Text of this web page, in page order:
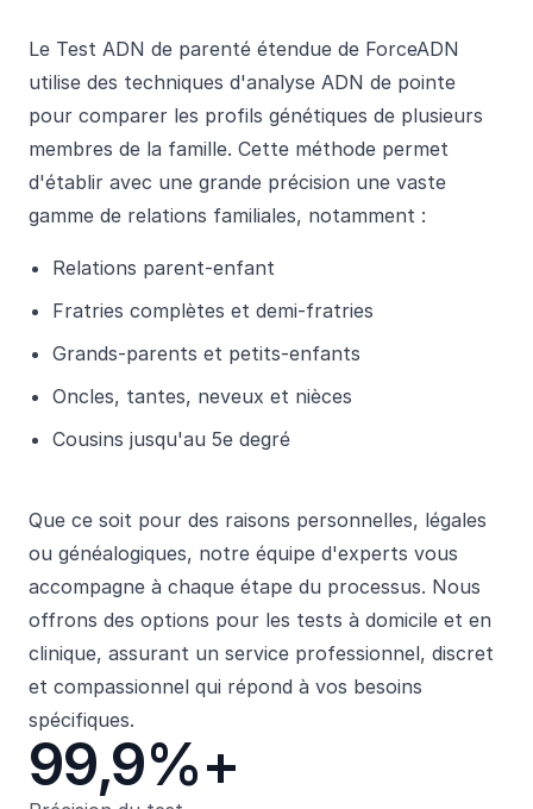
Le Test ADN de parenté étendue de ForceADN
utilise des techniques d'analyse ADN de pointe
pour comparer les profils génétiques de plusieurs
membres de la famille. Cette méthode permet
d'établir avec une grande précision une vaste
gamme de relations familiales, notamment :
Relations parent-enfant
Fratries complètes et demi-fratries
Grands-parents et petits-enfants
Oncles, tantes, neveux et nièces
Cousins jusqu'au 5e degré
Que ce soit pour des raisons personnelles, légales
ou généalogiques, notre équipe d'experts vous
accompagne à chaque étape du processus. Nous
offrons des options pour les tests à domicile et en
clinique, assurant un service professionnel, discret
et compassionnel qui répond à vos besoins
spécifiques.
99,9%+